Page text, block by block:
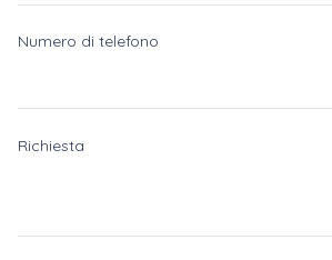
Numero di telefono
Richiesta